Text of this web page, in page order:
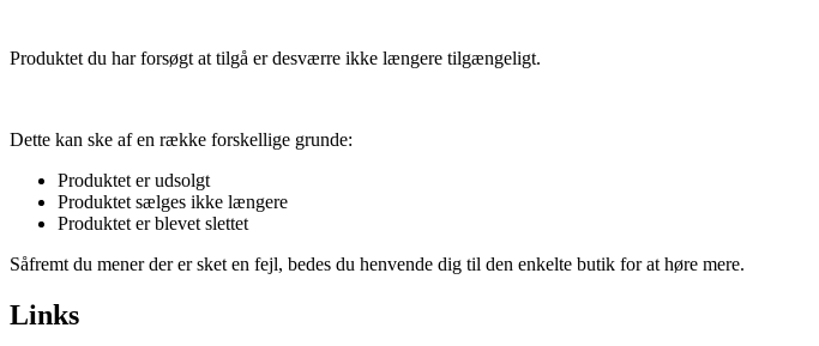
Produktet du har forsøgt at tilgå er desværre ikke længere tilgængeligt.
Dette kan ske af en række forskellige grunde:
Produktet er udsolgt
Produktet sælges ikke længere
Produktet er blevet slettet
Såfremt du mener der er sket en fejl, bedes du henvende dig til den enkelte butik for at høre mere.
Links